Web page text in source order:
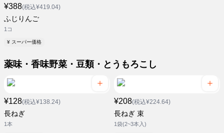
¥388(税込¥419.04)
ふじりんご
1コ
¥ スーパー価格
薬味・香味野菜・豆類・とうもろこし
¥128(税込¥138.24)
長ねぎ
1本
¥208(税込¥224.64)
長ねぎ 束
1袋(2~3本入)